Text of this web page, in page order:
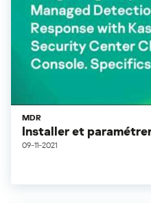
MDR
Installer et
09-11-2021